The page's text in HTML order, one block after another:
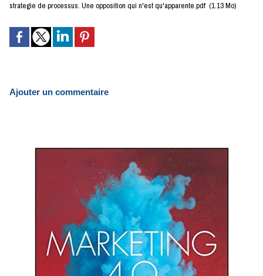
strategie de processus. Une opposition qui n'est qu'apparente.pdf (1.13 Mo)
Ajouter un commentaire